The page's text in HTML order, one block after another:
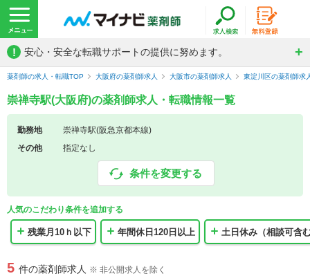
! 安心・安全な転職サポートの提供に努めます。
薬剤師の求人・転職TOP 大阪府の薬剤師求人 大阪市の薬剤師求人 東淀川区の薬剤師求
崇禅寺駅(大阪府)の薬剤師求人・転職情報一覧
勤務地
崇禅寺駅(阪急京都本線)
その他
指定なし
条件を変更する
人気のこだわり条件を追加する
残業月10ｈ以下 年間休日120日以上 土日休み（相談可含
5 件の薬剤師求人 ※ 非公開求人を除く